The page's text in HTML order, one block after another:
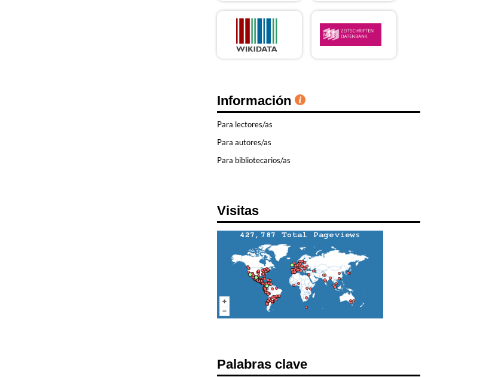
Información
Para lectores/as
Para autores/as
Para bibliotecarios/as
Visitas
Palabras clave